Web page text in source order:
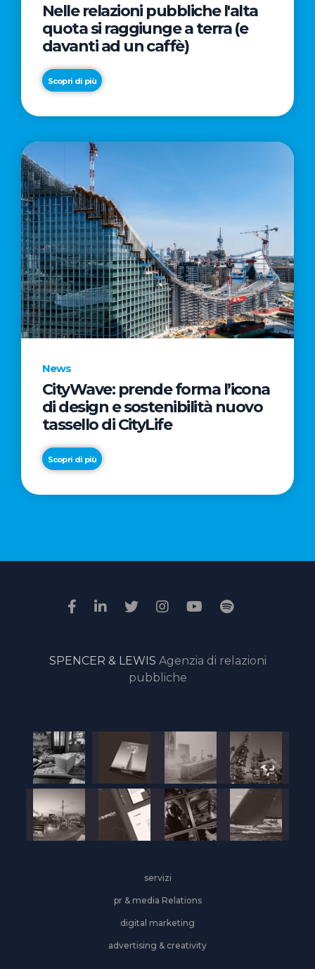
Nelle relazioni pubbliche l'alta
quota si raggiunge a terra (e
davanti ad un caffè)
Scopri di più
News
CityWave: prende forma l’icona
di design e sostenibilità nuovo
tassello di CityLife
Scopri di più
News
“Passione
il
della
giuria
online
SPENCER & LEWIS Agenzia di relazioni
pubbliche
servizi
pr & media Relations
digital marketing
advertising & creativity